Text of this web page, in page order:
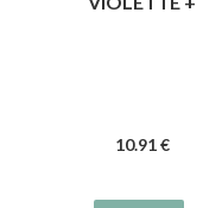
10.91 €